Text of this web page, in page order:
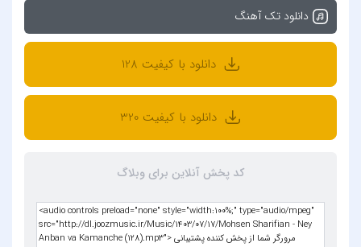
دانلود تک آهنگ
دانلود با کیفیت 128
دانلود با کیفیت 320
کد پخش آنلاین برای وبلاگ